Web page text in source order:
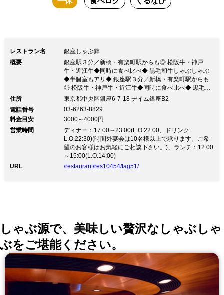
レストラン名
銀座しゃぶ輝
概要
銀座駅３分／新橋・有楽町駅からも◎ 松阪牛・神戸
牛・近江牛◆同時に食べ比べ◆ 黒毛和牛しゃぶしゃぶ
◆半個室もアリ◆ 銀座駅３分／新橋・有楽町駅からも
◎ 松阪牛・神戸牛・近江牛◆同時に食べ比べ◆ 黒毛和
牛しゃぶしゃぶ◆半個室もアリ◆◆◆◆Go To Eat対象
ンド黒毛和牛《松阪牛・神戸牛・近江牛》◆ “同時に食
べ比べ”ができる【しゃぶしゃぶ専門店】 一頭買いによ
る様々な部位を ご家庭では味わえない《自家製のつゆ
出汁》でお召し上がりいただきます。 “よりリーズナブ
ルに” “より美味しく” “高コスパ”をモットーに営業して
おります。 ■和モダンな空間×様々なシーンに■ ・半個
室席／テーブル席◆接待・記念日・誕生日等のディナー
住所
東京都中央区銀座6-7-18 デイム銀座B2
電話番号
03-6263-8829
料金目安
3000～4000円
営業時間
ディナー：17:00～23:00(L.O.22:00、ドリンク
L.O.22:30)(時間外宴会は10名様以上で承ります。ご希
望のお客様はお気軽にご相談下さい。)、ランチ：12:00
～15:00(L.O.14:00)
URL
/restaurant/res10454/tag51/
しゃぶ源で、美味しい贅沢なしゃぶしゃ
ぶをご堪能ください。